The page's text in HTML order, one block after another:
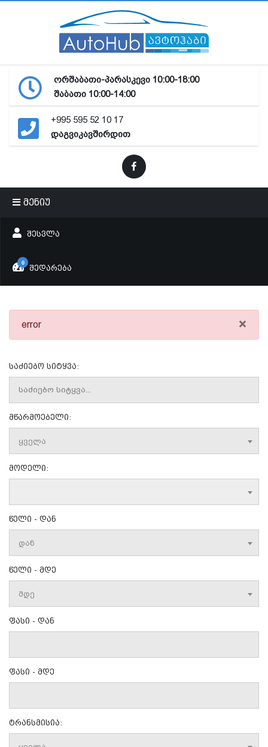
ორშაბათი-პარასკევი 10:00-18:00
შაბათი 10:00-14:00
+995 595 52 10 17
დაგვიკავშირდით
მენიუ
ᲨᲔᲡᲕᲚᲐ
0
ᲨᲔᲓᲐᲠᲔᲑᲐ
×
error
საძიებო სიტყვა:
მწარმოებელი:
ყველა
მოდელი:
წელი - დან
დან
წელი - მდე
მდე
ფასი - დან
ფასი - მდე
ტრანსმისია: